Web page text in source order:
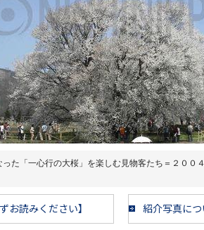
た「一心行の大桜」を楽しむ見物客たち＝２００
お読みください】 紹介写真に